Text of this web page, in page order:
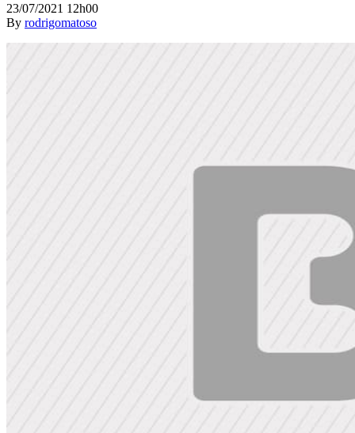
23/07/2021 12h00
By rodrigomatoso